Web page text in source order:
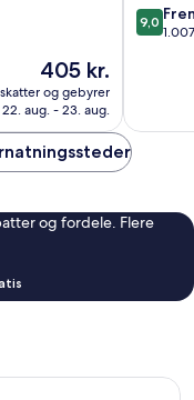
Prisen
405 kr.
405 kr.
og gebyrer
22. aug. - 23. aug.
9.0
ud
9,0
og fordele. Flere